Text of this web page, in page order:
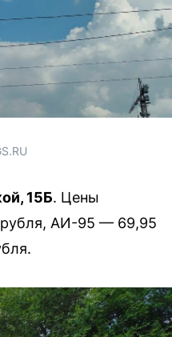
15Б. Цены
АИ-95 — 69,95